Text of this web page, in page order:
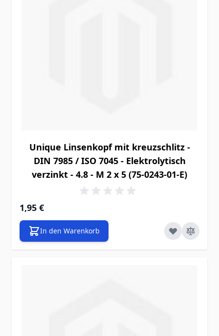
Unique Linsenkopf mit kreuzschlitz -
DIN 7985 / ISO 7045 - Elektrolytisch
verzinkt - 4.8 - M 2 x 5 (75-0243-01-E)
1,95 €
In den Warenkorb